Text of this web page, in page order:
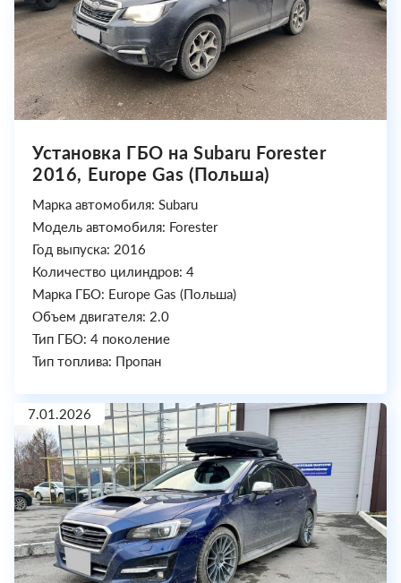
Установка ГБО на Subaru Forester
2016, Europe Gas (Польша)
Марка автомобиля: Subaru
Модель автомобиля: Forester
Год выпуска: 2016
Количество цилиндров: 4
Марка ГБО: Europe Gas (Польша)
Объем двигателя: 2.0
Тип ГБО: 4 поколение
Тип топлива: Пропан
7.01.2026